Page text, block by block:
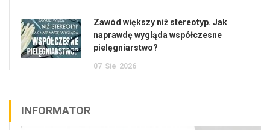
Zawód większy niż stereotyp. Jak
naprawdę wygląda współczesne
pielęgniarstwo?
07 Sie 2026
INFORMATOR